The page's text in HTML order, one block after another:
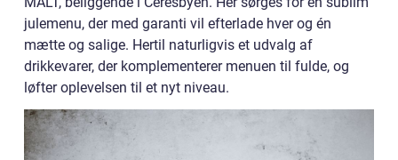
julemenu, der med garanti vil efterlade hver og én
mætte og salige. Hertil naturligvis et udvalg af
drikkevarer, der komplementerer menuen til fulde, og
løfter oplevelsen til et nyt niveau.